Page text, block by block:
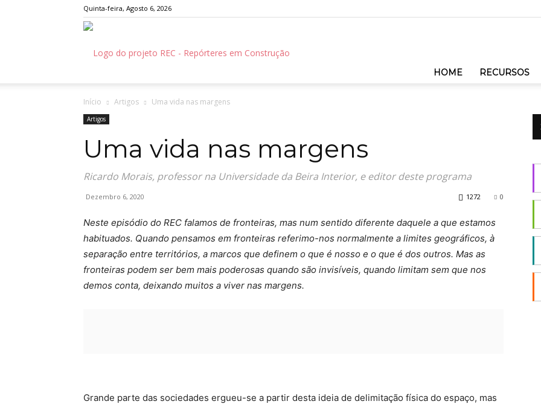
Quinta-feira, Agosto 6, 2026
HOME RECURSOS
Início Artigos Uma vida nas margens
Artigos
Uma vida nas margens
Ricardo Morais, professor na Universidade da Beira Interior, e editor deste programa
Dezembro 6, 2020 0
1272
Neste episódio do REC falamos de fronteiras, mas num sentido diferente daquele a que estamos
habituados. Quando pensamos em fronteiras referimo-nos normalmente a limites geográficos, à
separação entre territórios, a marcos que definem o que é nosso e o que é dos outros. Mas as
fronteiras podem ser bem mais poderosas quando são invisíveis, quando limitam sem que nos
demos conta, deixando muitos a viver nas margens.
Grande parte das sociedades ergueu-se a partir desta ideia de delimitação física do espaço, mas